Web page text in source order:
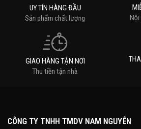
UY TÍN HÀNG ĐẦU
Sản phẩm chất lượng
Nội
GIAO HÀNG TẬN NƠI
Thu tiền tận nhà
CÔNG TY TNHH TMDV NAM NGUYỄN